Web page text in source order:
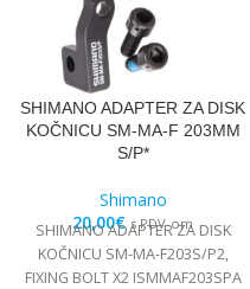
SHIMANO ADAPTER ZA DISK
KOČNICU SM-MA-F 203MM
S/P*
Shimano
20,00€ s PDV-om
SHIMANO ADAPTER ZA DISK
KOČNICU SM-MA-F203S/P2,
FIXING BOLT X2 ISMMAF203SPA